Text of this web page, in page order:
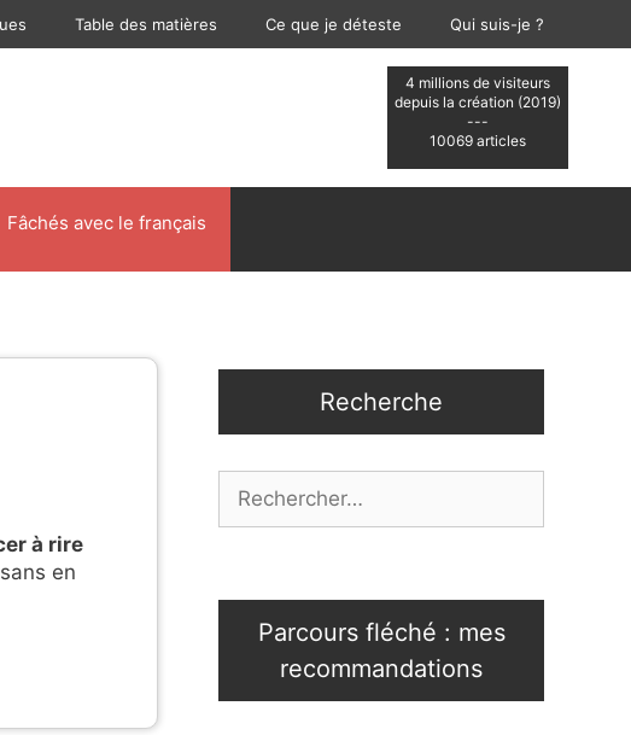
Table des matières Ce que je déteste Qui suis-je ?
4 millions de visiteurs
depuis la création (2019)
---
10069 articles
Fâchés avec le français
à rire
en
Recherche
Parcours fléché : mes
recommandations